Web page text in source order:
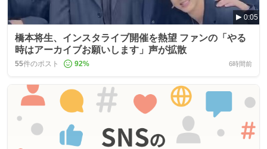
0:05
橋本将生、インスタライブ開催を熱望 ファンの「やる
時はアーカイブお願いします」声が拡散
55件のポスト 92% 6時間前